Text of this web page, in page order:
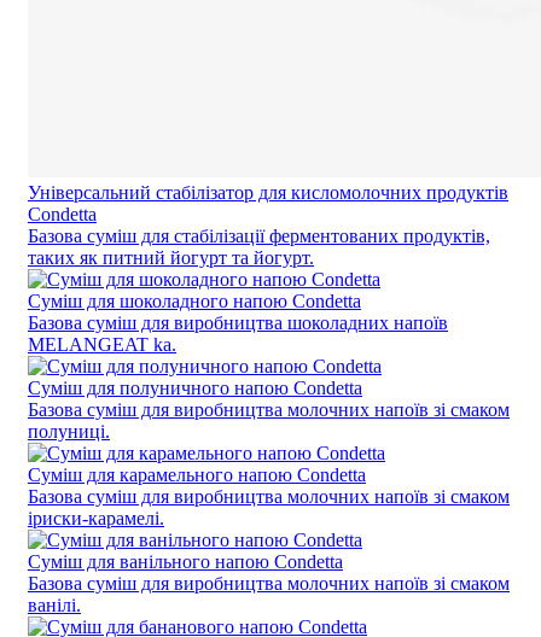
Універсальний стабілізатор для кисломолочних продуктів
Condetta
Базова суміш для стабілізації ферментованих продуктів,
таких як питний йогурт та йогурт.
Суміш для шоколадного напою Condetta
Базова суміш для виробництва шоколадних напоїв
MELANGEAT ka.
Суміш для полуничного напою Condetta
Базова суміш для виробництва молочних напоїв зі смаком
полуниці.
Суміш для карамельного напою Condetta
Базова суміш для виробництва молочних напоїв зі смаком
іриски-карамелі.
Суміш для ванільного напою Condetta
Базова суміш для виробництва молочних напоїв зі смаком
ванілі.